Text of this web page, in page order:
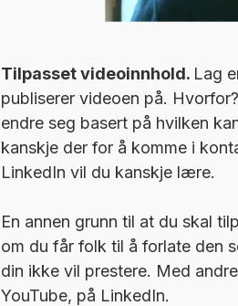
Tilpasset videoinnhold. Lag
publiserer videoen på.
endre seg basert på hvilken
kanskje der for å komme i
LinkedIn vil du kanskje lære.
En annen grunn til at du skal
om du får folk til å forlate den
din ikke vil prestere. Med
YouTube, på LinkedIn.